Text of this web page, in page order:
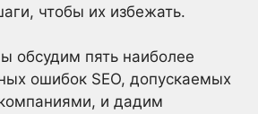
чтобы их избежать.
обсудим пять наиболее
ошибок SEO, допускаемых
и дадим